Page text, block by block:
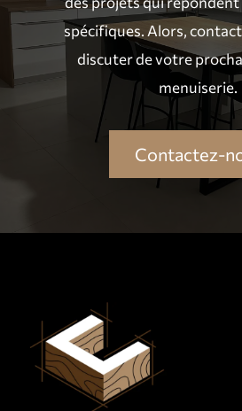
spécifiques. Alors,
discuter de votre
menuiserie.
Contactez-